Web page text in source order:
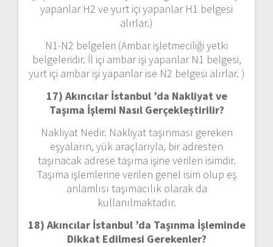
yapanlar H2 ve yurt içi yapanlar H1 belgesi
alırlar.)
N1-N2 belgeleri (Ambar işletmeciliği yetki
belgeleridir. İl içi ambar işi yapanlar N1 belgesi,
yurt içi ambar işi yapanlar ise N2 belgesi alırlar. )
17) Akıncılar İstanbul ’da Nakliyat ve
Taşıma İşlemi Nasıl Gerçekleştirilir?
Nakliyat Nedir. Nakliyat taşınması gereken
eşyaların, yük araçlarıyla, bir adresten
taşınacak adrese taşıma işine verilen isimdir.
Taşıma işlemlerine verilen genel isim olup eş
anlamlısı taşımacılık olarak da
kullanılmaktadır.
18) Akıncılar İstanbul ’da Taşınma İşleminde
Dikkat Edilmesi Gerekenler?